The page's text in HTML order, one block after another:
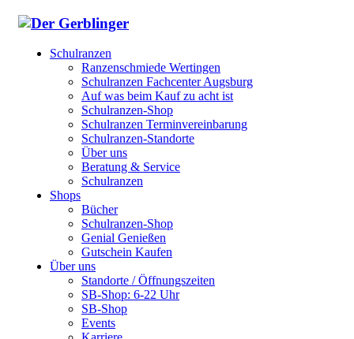
Schulranzen
Ranzenschmiede Wertingen
Schulranzen Fachcenter Augsburg
Auf was beim Kauf zu acht ist
Schulranzen-Shop
Schulranzen Terminvereinbarung
Schulranzen-Standorte
Über uns
Beratung & Service
Schulranzen
Shops
Bücher
Schulranzen-Shop
Genial Genießen
Gutschein Kaufen
Über uns
Standorte / Öffnungszeiten
SB-Shop: 6-22 Uhr
SB-Shop
Events